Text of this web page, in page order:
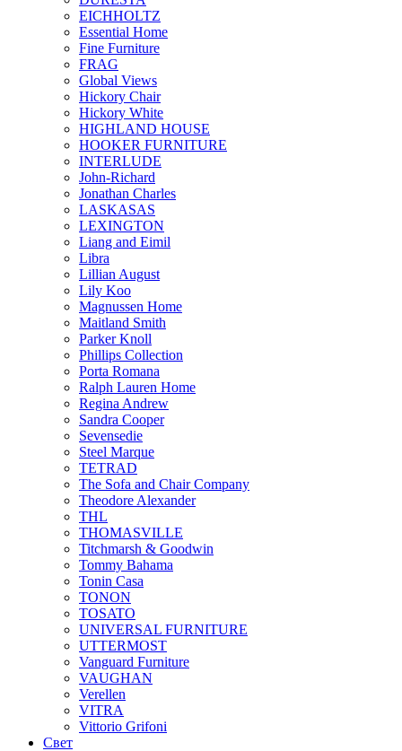
EICHHOLTZ
Essential Home
Fine Furniture
FRAG
Global Views
Hickory Chair
Hickory White
HIGHLAND HOUSE
HOOKER FURNITURE
INTERLUDE
John-Richard
Jonathan Charles
LASKASAS
LEXINGTON
Liang and Eimil
Libra
Lillian August
Lily Koo
Magnussen Home
Maitland Smith
Parker Knoll
Phillips Collection
Porta Romana
Ralph Lauren Home
Regina Andrew
Sandra Cooper
Sevensedie
Steel Marque
TETRAD
The Sofa and Chair Company
Theodore Alexander
THL
THOMASVILLE
Titchmarsh & Goodwin
Tommy Bahama
Tonin Casa
TONON
TOSATO
UNIVERSAL FURNITURE
UTTERMOST
Vanguard Furniture
VAUGHAN
Verellen
VITRA
Vittorio Grifoni
Свет